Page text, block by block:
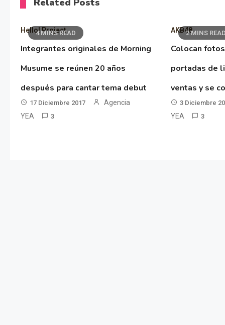
Related Posts
4 MINS READ
Hello! Project
Integrantes originales de Morning
Musume se reúnen 20 años
después para cantar tema debut
17 Diciembre 2017
Agencia
YEA
3
2 MINS READ
AKB48
Colocan
portadas de
ventas y se
3 Diciembre
YEA
3